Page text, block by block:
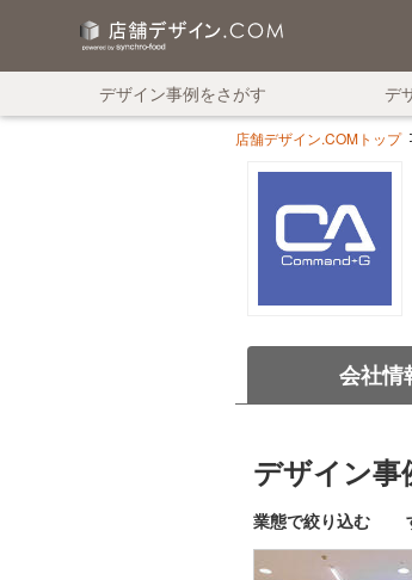
デザイン事例をさがす デ
店舗デザイン.COMトップ
会社情
デザイン事
業態で絞り込む